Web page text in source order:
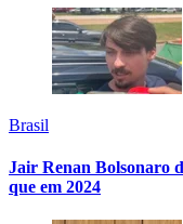
Brasil
Jair Renan Bolsonaro
que em 2024